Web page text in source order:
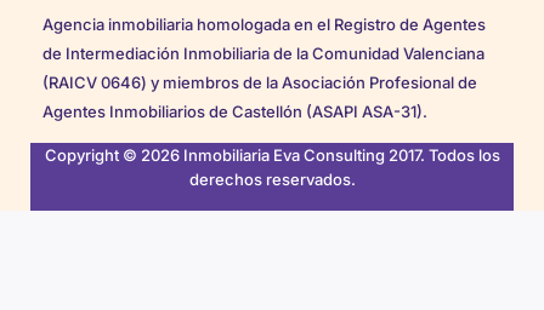
Agencia inmobiliaria homologada en el Registro de Agentes
de Intermediación Inmobiliaria de la Comunidad Valenciana
(RAICV 0646) y miembros de la Asociación Profesional de
Agentes Inmobiliarios de Castellón (ASAPI ASA-31).
Copyright © 2026 Inmobiliaria Eva Consulting 2017. Todos los
derechos reservados.